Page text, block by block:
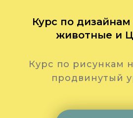
Курс по
животные и
Курс по рисункам
продвинутый